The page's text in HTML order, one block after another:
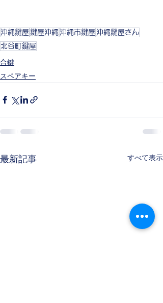
沖縄鍵屋 鍵屋沖縄 沖縄市鍵屋 沖縄鍵屋さん
北谷町鍵屋
合鍵
スペアキー
最新記事 すべて表示